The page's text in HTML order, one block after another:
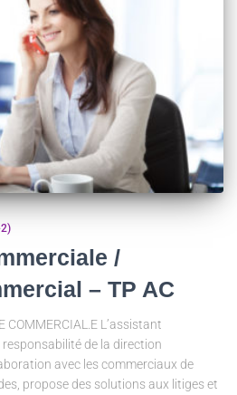
/
– TP AC
COMMERCIAL.E L’assistant
de la direction
avec les commerciaux de
propose des solutions aux litiges et